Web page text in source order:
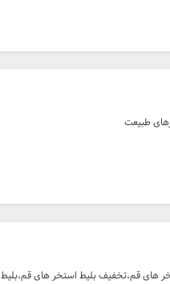
طبیعت
های قم،تخفیف بلیط استخر های قم،بلیط